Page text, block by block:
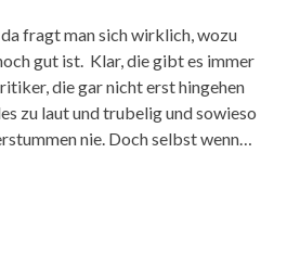
fragt man sich wirklich, wozu
gut ist. Klar, die gibt es immer
die gar nicht erst hingehen
zu laut und trubelig und sowieso
nie. Doch selbst wenn…